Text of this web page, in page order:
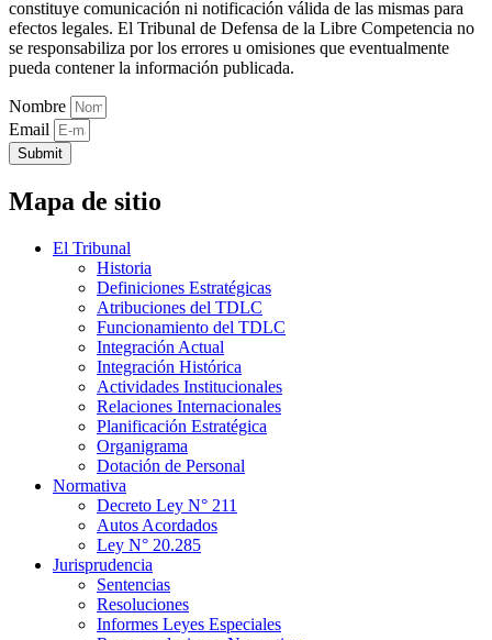
constituye comunicación ni notificación válida de las mismas para
efectos legales. El Tribunal de Defensa de la Libre Competencia no
se responsabiliza por los errores u omisiones que eventualmente
pueda contener la información publicada.
Nombre
Email
Submit
Mapa de sitio
El Tribunal
Historia
Definiciones Estratégicas
Atribuciones del TDLC
Funcionamiento del TDLC
Integración Actual
Integración Histórica
Actividades Institucionales
Relaciones Internacionales
Planificación Estratégica
Organigrama
Dotación de Personal
Normativa
Decreto Ley N° 211
Autos Acordados
Ley N° 20.285
Jurisprudencia
Sentencias
Resoluciones
Informes Leyes Especiales